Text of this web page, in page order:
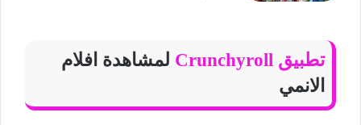
تطبيق Crunchyroll
لمشاهدة افلام
الانمي